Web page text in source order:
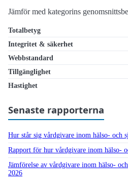
Jämför med kategorins
Totalbetyg
Integritet & säkerhet
Webbstandard
Tillgänglighet
Hastighet
Senaste rapporterna
Hur står sig vårdgivare inom hälso- och
Rapport för hur vårdgivare inom hälso-
Jämförelse av vårdgivare inom hälso-
2026